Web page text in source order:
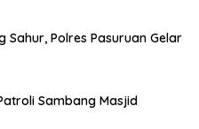
Sahur, Polres Pasuruan Gelar
Sambang Masjid